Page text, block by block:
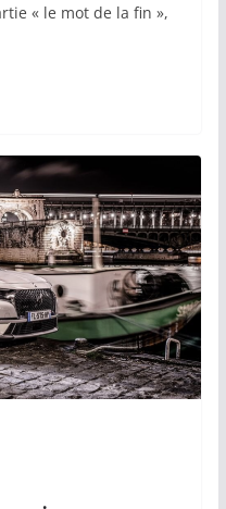
« le mot de la fin »,